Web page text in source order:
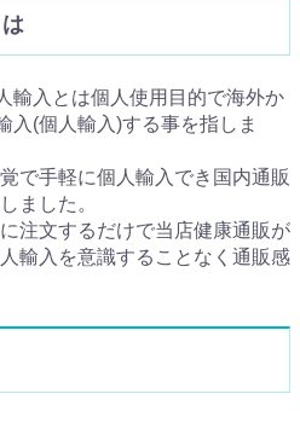
輸入とは個人使用目的で海外か
入(個人輸入)する事を指しま
で手軽に個人輸入でき国内通販
ました。
注文するだけで当店健康通販が
輸入を意識することなく通販感